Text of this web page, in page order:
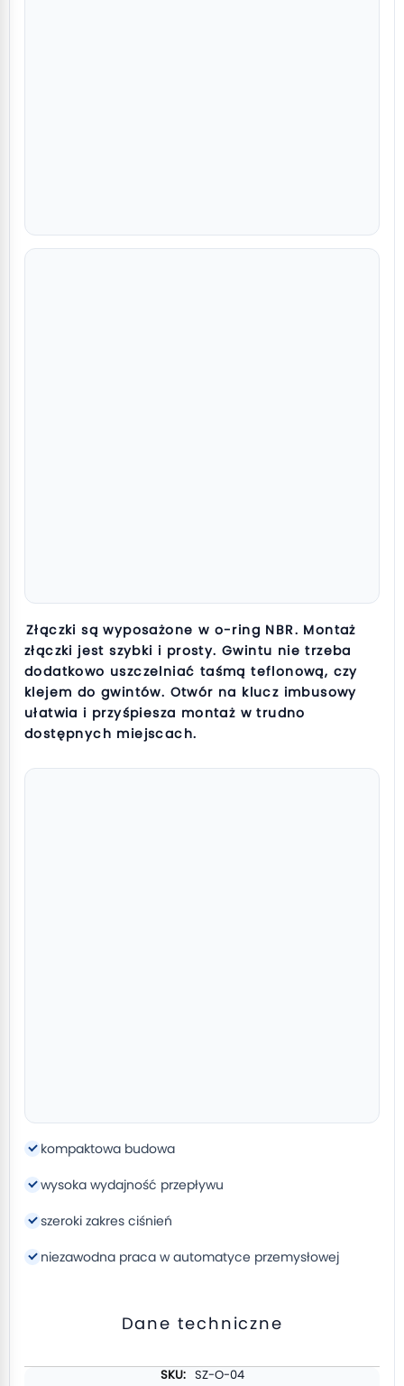
Złączki są wyposażone w o-ring NBR. Montaż
złączki jest szybki i prosty. Gwintu nie trzeba
dodatkowo uszczelniać taśmą teflonową, czy
klejem do gwintów. Otwór na klucz imbusowy
ułatwia i przyśpiesza montaż w trudno
dostępnych miejscach.
kompaktowa budowa
wysoka wydajność przepływu
szeroki zakres ciśnień
niezawodna praca w automatyce przemysłowej
Dane techniczne
SZ-O-04